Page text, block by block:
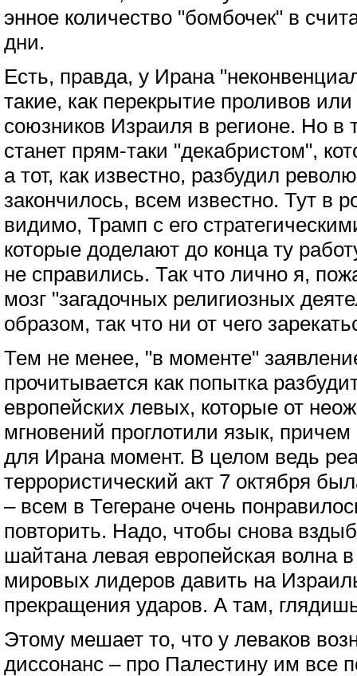
энное количество "бомбочек" в
дни.
Есть, правда, у Ирана
такие, как перекрытие проливов
союзников Израиля в регионе. Но в
станет прям-таки "декабристом",
а тот, как известно, разбудил
закончилось, всем известно. Тут в
видимо, Трамп с его
которые доделают до конца ту
не справились. Так что лично я,
мозг "загадочных религиозных
образом, так что ни от чего
Тем не менее, "в моменте"
прочитывается как попытка
европейских левых, которые от
мгновений проглотили язык,
для Ирана момент. В целом ведь
террористический акт 7 октября
– всем в Тегеране очень
повторить. Надо, чтобы снова
шайтана левая европейская волна
мировых лидеров давить на
прекращения ударов. А там,
Этому мешает то, что у леваков
диссонанс – про Палестину им все